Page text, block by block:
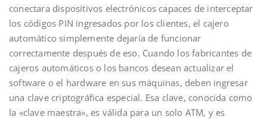
conectara dispositivos electrónicos capaces de interceptar
los códigos PIN ingresados por los clientes, el cajero
automático simplemente dejaría de funcionar
correctamente después de eso. Cuando los fabricantes de
cajeros automáticos o los bancos desean actualizar el
software o el hardware en sus máquinas, deben ingresar
una clave criptográfica especial. Esa clave, conocida como
la «clave maestra», es válida para un solo ATM, y es